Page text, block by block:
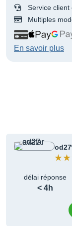
Service client
Multiples
En savoir plus
od27
délai réponse
< 4h